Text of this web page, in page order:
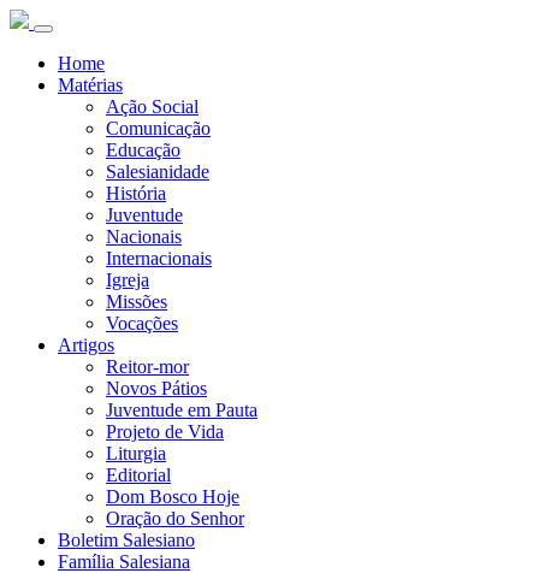
Home
Matérias
Ação Social
Comunicação
Educação
Salesianidade
História
Juventude
Nacionais
Internacionais
Igreja
Missões
Vocações
Artigos
Reitor-mor
Novos Pátios
Juventude em Pauta
Projeto de Vida
Liturgia
Editorial
Dom Bosco Hoje
Oração do Senhor
Boletim Salesiano
Família Salesiana